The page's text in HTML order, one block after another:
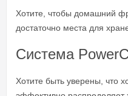
Хотите, чтобы домашний
достаточно места для
Система
Хотите быть уверены, что